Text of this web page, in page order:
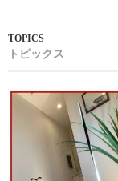
トピックス